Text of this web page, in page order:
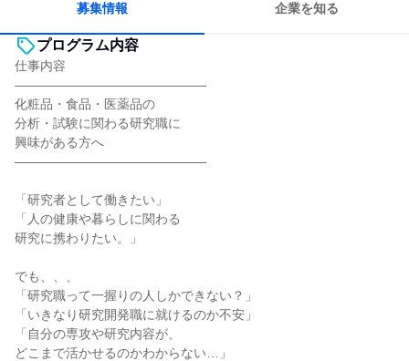
募集情報 企業を知る
プログラム内容
仕事内容
―――――――――――――――
化粧品・食品・医薬品の
分析・試験に関わる研究職に
興味がある方へ
―――――――――――――――
「研究者として働きたい」
「人の健康や暮らしに関わる
研究に携わりたい。」
でも、、、
「研究職って一握りの人しかできない？」
「いきなり研究開発職に就けるのか不安」
「自分の専攻や研究内容が、
どこまで活かせるのかわからない…」